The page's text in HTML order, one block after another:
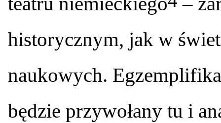
historycznym, jak w
naukowych.
będzie przywołany tu i